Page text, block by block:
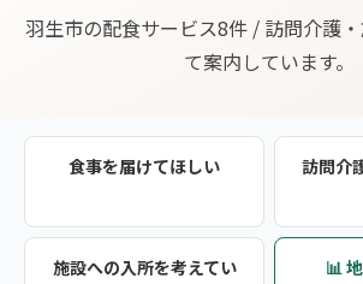
羽生市の配食サービス8件 / 訪問介護
て案内しています。
食事を届けてほしい
訪問介
施設への入所を考えてい
📊